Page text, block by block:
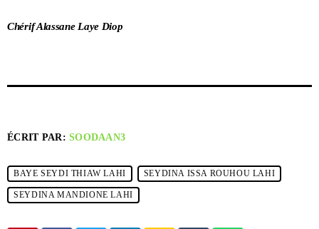
Chérif Alassane Laye Diop
ÉCRIT PAR:SOODAAN3
BAYE SEYDI THIAW LAHI SEYDINA ISSA ROUHOU LAHI
SEYDINA MANDIONE LAHI